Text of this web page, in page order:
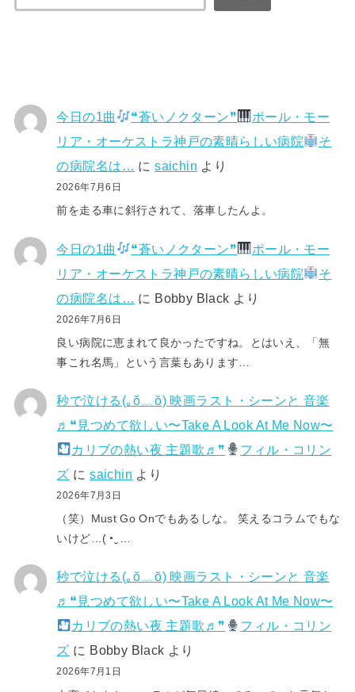
今日の1曲 ❝蒼いノクターン❞
ポール・モー
リア・オーケストラ神戸の素晴らしい病院
そ
の病院名は… にsaichin より
2026年7月6日
前を走る車に斜行されて、落車したんよ。
今日の1曲 ❝蒼いノクターン❞
ポール・モー
リア・オーケストラ神戸の素晴らしい病院
そ
の病院名は…
に Bobby Black より
2026年7月6日
良い病院に恵まれて良かったですね。とはいえ、「無
事これ名馬」という言葉もあります…
秒で泣ける(⁠｡⁠ŏ⁠﹏⁠ŏ⁠) 映画ラスト・シーンと 音楽
♬❝見つめて欲しい〜Take A Look At Me Now〜
カリブの熱い夜 主題歌♬❞
フィル・コリン
ズ にsaichin より
2026年7月3日
（笑）Must Go Onでもあるしな。 笑えるコラムでもな
いけど…(⁠◔⁠‿⁠…
秒で泣ける(⁠｡⁠ŏ⁠﹏⁠ŏ⁠) 映画ラスト・シーンと 音楽
♬❝見つめて欲しい〜Take A Look At Me Now〜
カリブの熱い夜 主題歌♬❞
フィル・コリン
ズ に Bobby Black より
2026年7月1日